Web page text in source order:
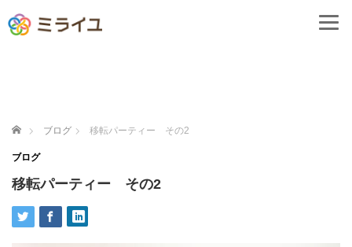
ホーム ブログ 移転パーティー その2
ブログ
移転パーティー その2